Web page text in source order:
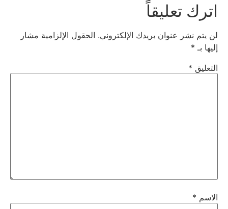
اترك تعليقاً
لن يتم نشر عنوان بريدك الإلكتروني. الحقول الإلزامية مشار
إليها بـ *
التعليق *
الاسم *